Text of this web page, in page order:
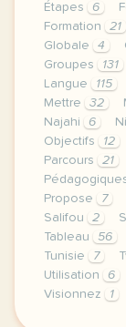
Étapes
6
Formation
21
Globale
4
Groupes
131
Langue
115
Mettre
32
Najahi
6
Objectifs
12
Parcours
21
Propose
7
Salifou
2
Tableau
56
Tunisie
7
Utilisation
6
Visionnez
1
le respect